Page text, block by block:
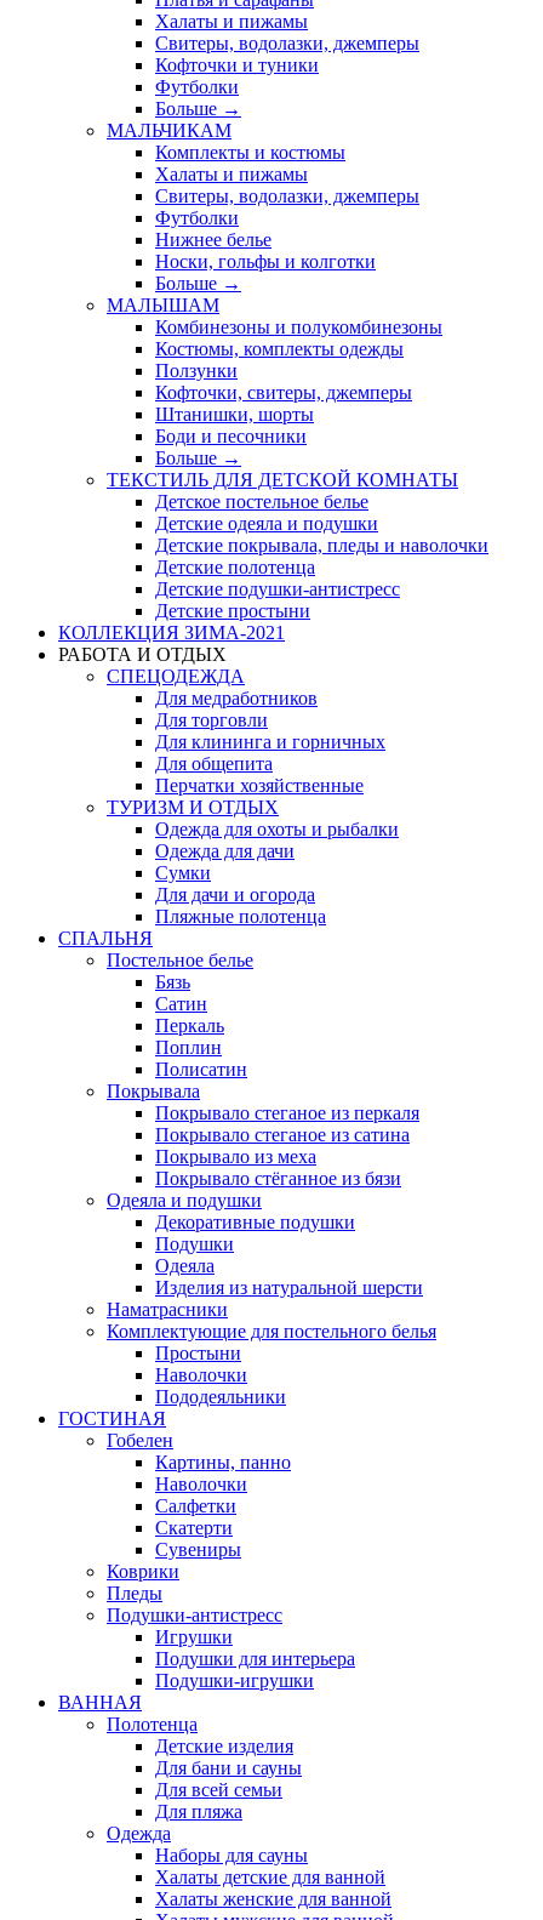
Халаты и пижамы
Свитеры, водолазки, джемперы
Кофточки и туники
Футболки
Больше →
МАЛЬЧИКАМ
Комплекты и костюмы
Халаты и пижамы
Свитеры, водолазки, джемперы
Футболки
Нижнее белье
Носки, гольфы и колготки
Больше →
МАЛЫШАМ
Комбинезоны и полукомбинезоны
Костюмы, комплекты одежды
Ползунки
Кофточки, свитеры, джемперы
Штанишки, шорты
Боди и песочники
Больше →
ТЕКСТИЛЬ ДЛЯ ДЕТСКОЙ КОМНАТЫ
Детское постельное белье
Детские одеяла и подушки
Детские покрывала, пледы и наволочки
Детские полотенца
Детские подушки-антистресс
Детские простыни
КОЛЛЕКЦИЯ ЗИМА-2021
РАБОТА И ОТДЫХ
СПЕЦОДЕЖДА
Для медработников
Для торговли
Для клининга и горничных
Для общепита
Перчатки хозяйственные
ТУРИЗМ И ОТДЫХ
Одежда для охоты и рыбалки
Одежда для дачи
Сумки
Для дачи и огорода
Пляжные полотенца
СПАЛЬНЯ
Постельное белье
Бязь
Сатин
Перкаль
Поплин
Полисатин
Покрывала
Покрывало стеганое из перкаля
Покрывало стеганое из сатина
Покрывало из меха
Покрывало стёганное из бязи
Одеяла и подушки
Декоративные подушки
Подушки
Одеяла
Изделия из натуральной шерсти
Наматраcники
Комплектующие для постельного белья
Простыни
Наволочки
Пододеяльники
ГОСТИНАЯ
Гобелен
Картины, панно
Наволочки
Салфетки
Скатерти
Сувениры
Коврики
Пледы
Подушки-антистресс
Игрушки
Подушки для интерьера
Подушки-игрушки
ВАННАЯ
Полотенца
Детские изделия
Для бани и сауны
Для всей семьи
Для пляжа
Одежда
Наборы для сауны
Халаты детские для ванной
Халаты женские для ванной